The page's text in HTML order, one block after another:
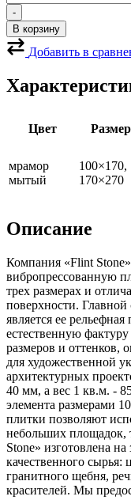
товара
Тротуарная
плитка
Венеция
мытый
-
В корзину
Добавить в
Цвет
мрамор
мытый
100×170,
170×270
Описание
Компания «Flint
вибропрессованную
трех размерах и
поверхности.
является ее
естественную
размеров и оттенков,
для художественной
архитектурных
40 мм, а вес 1 кв.м. -
элемента размерами
плитки позволяют
небольших площадок,
Stone» изготовлена
качественного сырья:
гранитного щебня,
красителей. Мы